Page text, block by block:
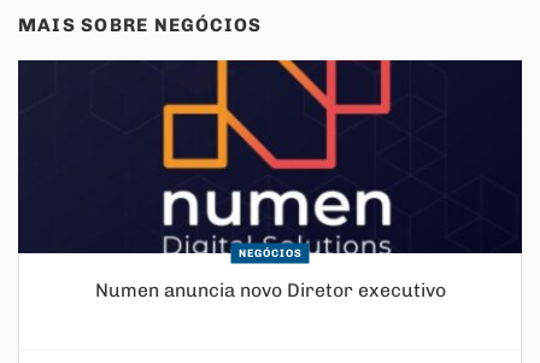
MAIS SOBRE NEGÓCIOS
NEGÓCIOS
Numen anuncia novo Diretor executivo